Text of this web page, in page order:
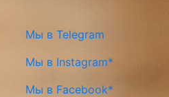
Мы в Telegram
Мы в Instagram*
Мы в Facebook*